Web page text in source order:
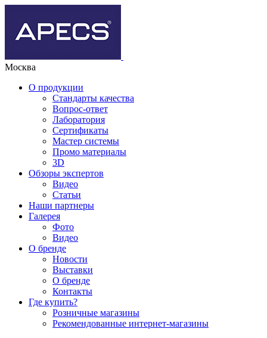
Москва
О продукции
Стандарты качества
Вопрос-ответ
Лаборатория
Сертификаты
Мастер системы
Промо материалы
3D
Обзоры экспертов
Видео
Статьи
Наши партнеры
Галерея
Фото
Видео
О бренде
Новости
Выставки
О бренде
Контакты
Где купить?
Розничные магазины
Рекомендованные интернет-магазины